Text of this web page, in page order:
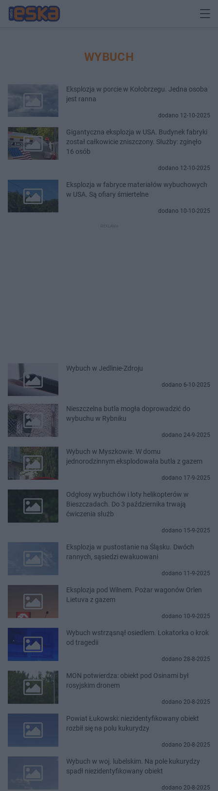
WYBUCH
Eksplozja w porcie w Kołobrzegu. Jedna osoba
jest ranna
dodano 12-10-2025
Gigantyczna eksplozja w USA. Budynek fabryki
został całkowicie zniszczony. Służby: zginęło
16 osób
dodano 12-10-2025
Eksplozja w fabryce materiałów wybuchowych
w USA. Są ofiary śmiertelne
dodano 10-10-2025
Wybuch w Jedlinie-Zdroju
dodano 6-10-2025
Nieszczelna butla mogła doprowadzić do
wybuchu w Rybniku
dodano 24-9-2025
Wybuch w Myszkowie. W domu
jednorodzinnym eksplodowała butla z gazem
dodano 17-9-2025
Odgłosy wybuchów i loty helikopterów w
Bieszczadach. Do 3 października trwają
ćwiczenia służb
dodano 15-9-2025
Eksplozja w pustostanie na Śląsku. Dwóch
rannych, sąsiedzi ewakuowani
dodano 11-9-2025
Eksplozja pod Wilnem. Pożar wagonów Orlen
Lietuva z gazem
dodano 10-9-2025
Wybuch wstrząsnął osiedlem. Lokatorka o krok
od tragedii
dodano 28-8-2025
MON potwierdza: obiekt pod Osinami był
rosyjskim dronem
dodano 20-8-2025
Powiat Łukowski: niezidentyfikowany obiekt
rozbił się na polu kukurydzy
dodano 20-8-2025
Wybuch w woj. lubelskim. Na pole kukurydzy
spadł niezidentyfikowany obiekt
dodano 20-8-2025